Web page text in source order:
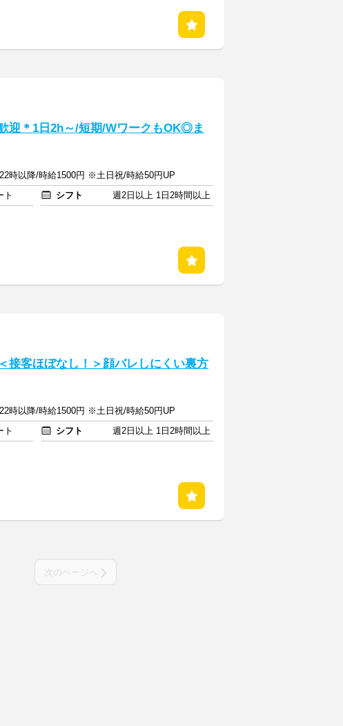
迎＊1日2h～/短期/WワークもOK◎ま
時以降/時給1500円 ※土日祝/時給50円UP
ト シフト
週2日以上 1日2時間以上
接客ほぼなし！＞顔バレしにくい裏方
時以降/時給1500円 ※土日祝/時給50円UP
ト シフト
週2日以上 1日2時間以上
次のページへ